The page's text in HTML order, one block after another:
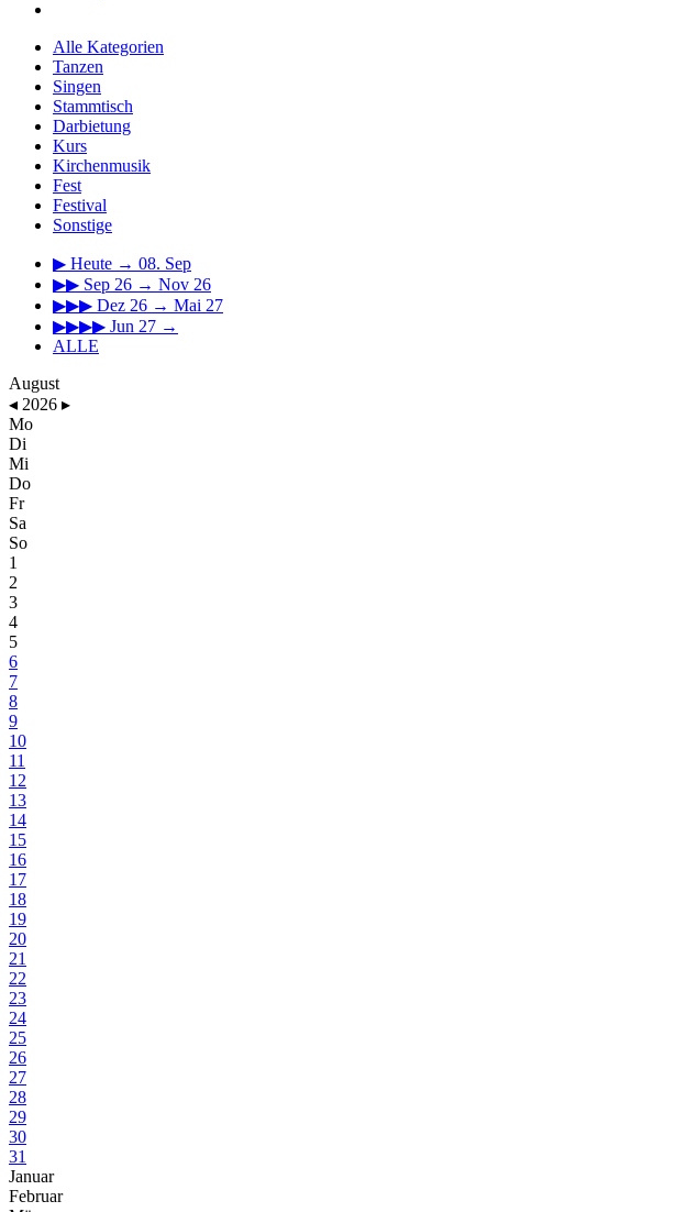
Alle Kategorien
Tanzen
Singen
Stammtisch
Darbietung
Kurs
Kirchenmusik
Fest
Festival
Sonstige
▶ Heute → 08. Sep
▶▶ Sep 26 → Nov 26
▶▶▶ Dez 26 → Mai 27
▶▶▶▶ Jun 27 →
ALLE
August
◂ 2026 ▸
Mo
Di
Mi
Do
Fr
Sa
So
1
2
3
4
5
6
7
8
9
10
11
12
13
14
15
16
17
18
19
20
21
22
23
24
25
26
27
28
29
30
31
Januar
Februar